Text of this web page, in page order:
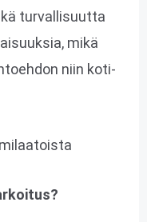
turvallisuutta
mikä
niin koti-